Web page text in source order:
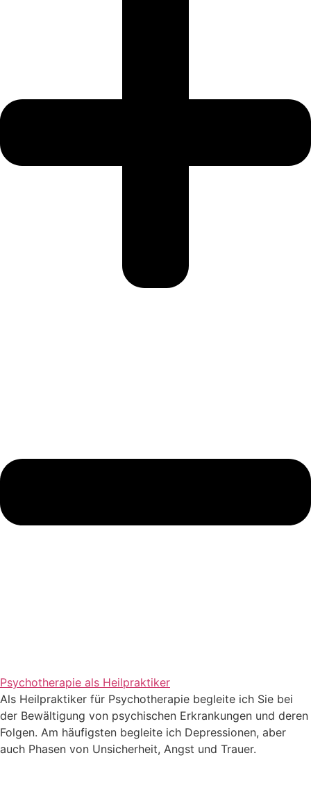
Psychotherapie als Heilpraktiker
Als Heilpraktiker für Psychotherapie begleite ich Sie bei
der Bewältigung von psychischen Erkrankungen und deren
Folgen. Am häufigsten begleite ich Depressionen, aber
auch Phasen von Unsicherheit, Angst und Trauer.